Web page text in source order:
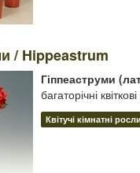
/ Hippeastrum
Гіппеаструми
багаторічні
Квітучі кімнатні